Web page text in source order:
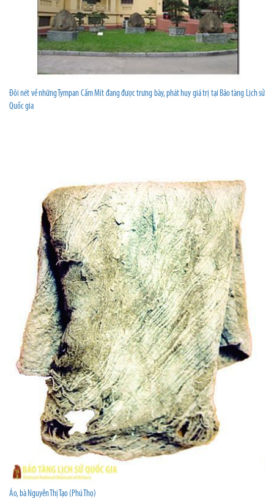
Đôi nét về những Tympan Cấm Mít đang được trưng bày, phát huy giá trị tại Bảo tàng Lịch sử
Quốc gia
Áo, bà Nguyễn Thị Tạo (Phú Thọ)